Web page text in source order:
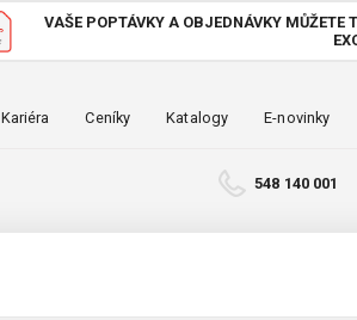
VAŠE POPTÁVKY A OBJEDNÁVKY MŮŽETE
Kariéra Ceníky Katalogy E-novinky
548 140 001